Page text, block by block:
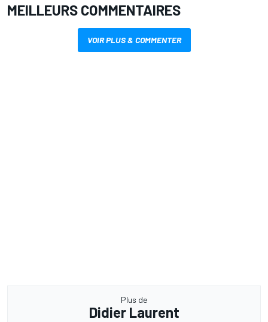
MEILLEURS COMMENTAIRES
VOIR PLUS & COMMENTER
Plus de
Didier Laurent